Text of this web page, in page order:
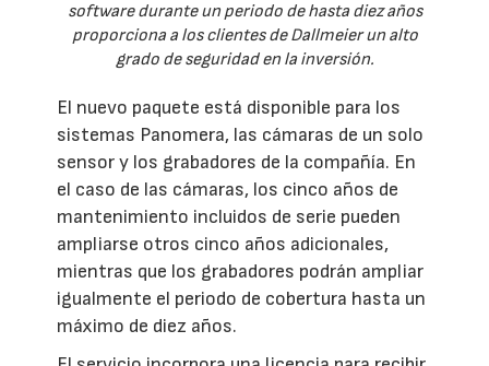
software durante un periodo de hasta diez años
proporciona a los clientes de Dallmeier un alto
grado de seguridad en la inversión.
El nuevo paquete está disponible para los
sistemas Panomera, las cámaras de un solo
sensor y los grabadores de la compañía. En
el caso de las cámaras, los cinco años de
mantenimiento incluidos de serie pueden
ampliarse otros cinco años adicionales,
mientras que los grabadores podrán ampliar
igualmente el periodo de cobertura hasta un
máximo de diez años.